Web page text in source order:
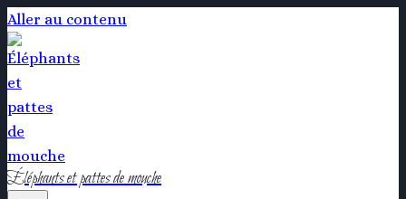
Aller au contenu
Éléphants et pattes de mouche